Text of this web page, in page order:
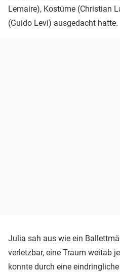
Lemaire), Kostüme (Christian
(Guido Levi) ausgedacht hatte.
Julia sah aus wie ein
verletzbar, eine Traum weitab
konnte durch eine